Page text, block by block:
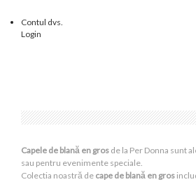
Contul dvs.
Login
Capele de blană en gros de la Per Donna sunt
sau pentru evenimente speciale.
Colectia noastră de cape de blană en gros